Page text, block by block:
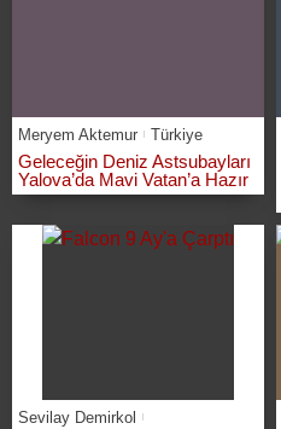
Meryem Aktemur Türkiye
Geleceğin Deniz Astsubayları
Yalova’da Mavi Vatan’a Hazır
Sevilay Demirkol